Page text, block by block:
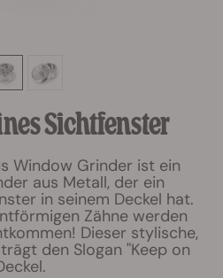
Sichtfenster
Window Grinder ist ein
aus Metall, der ein
in seinem Deckel hat.
Zähne werden
Dieser stylische,
den Slogan "Keep on